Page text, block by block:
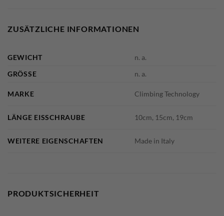
ZUSÄTZLICHE INFORMATIONEN
GEWICHT
n. a.
GRÖSSE
n. a.
MARKE Climbing Technology
LÄNGE EISSCHRAUBE 10cm, 15cm, 19cm
WEITERE EIGENSCHAFTEN Made in Italy
PRODUKTSICHERHEIT